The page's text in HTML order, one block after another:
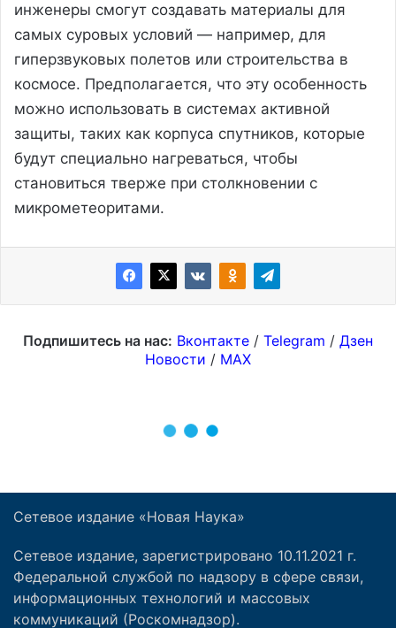
Сетевое издание «Новая Наука»
Сетевое издание, зарегистрировано 10.11.2021 г.
Федеральной службой по надзору в сфере связи,
информационных технологий и массовых
коммуникаций (Роскомнадзор).